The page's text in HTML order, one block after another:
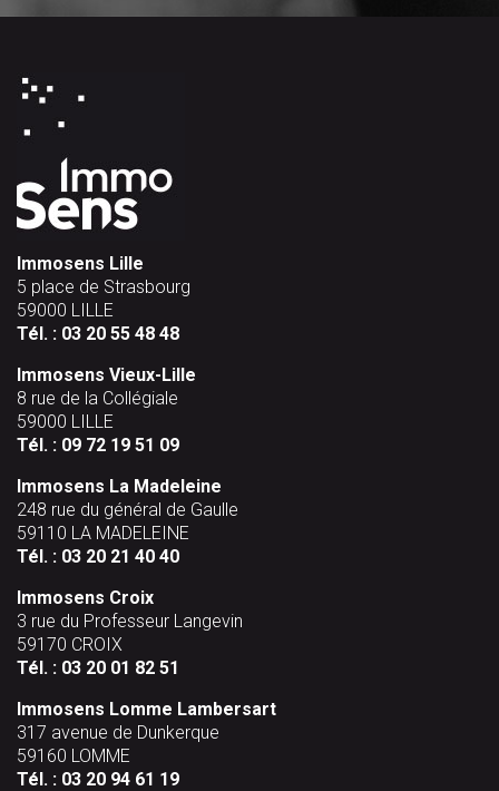
Immosens Lille
5 place de Strasbourg
59000 LILLE
Tél. : 03 20 55 48 48
Immosens Vieux-Lille
8 rue de la Collégiale
59000 LILLE
Tél. : 09 72 19 51 09
Immosens La Madeleine
248 rue du général de Gaulle
59110 LA MADELEINE
Tél. : 03 20 21 40 40
Immosens Croix
3 rue du Professeur Langevin
59170 CROIX
Tél. : 03 20 01 82 51
Immosens Lomme Lambersart
317 avenue de Dunkerque
59160 LOMME
Tél. : 03 20 94 61 19